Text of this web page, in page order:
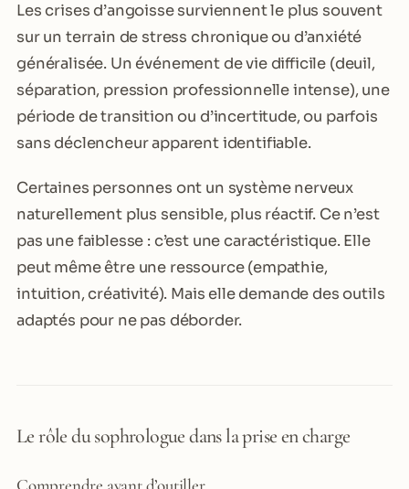
Les crises d’angoisse surviennent le plus souvent
sur un terrain de stress chronique ou d’anxiété
généralisée. Un événement de vie difficile (deuil,
séparation, pression professionnelle intense), une
période de transition ou d’incertitude, ou parfois
sans déclencheur apparent identifiable.
Certaines personnes ont un système nerveux
naturellement plus sensible, plus réactif. Ce n’est
pas une faiblesse : c’est une caractéristique. Elle
peut même être une ressource (empathie,
intuition, créativité). Mais elle demande des outils
adaptés pour ne pas déborder.
Le rôle du sophrologue dans la prise en charge